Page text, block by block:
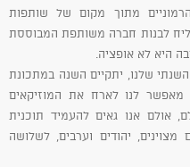
מתוך מקום של שותפות
לבנות חברה משותפת המבוססת
היא לא אופציה.
שלנו, יתקיים השנה במתכונת
מאפשר לנו לארח את המוזיקאים
אולם אנו גאים להעמיד תוכנית
יהודים וערבים, לשלושה